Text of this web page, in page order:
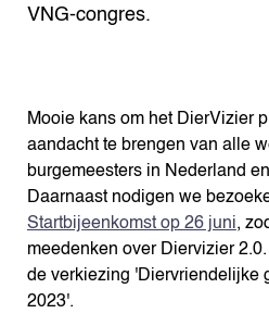
VNG-congres.
Mooie kans om het DierVizier
aandacht te brengen van alle
burgemeesters in Nederland
Daarnaast nodigen we
Startbijeenkomst op 26 juni,
meedenken over Diervizier
de verkiezing 'Diervriendelijke
2023'.